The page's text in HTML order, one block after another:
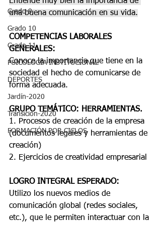
Grado 9
Grado 10
Grado 11
PSICOLOGÍA INSTITUCIONAL
DEPORTES
Jardín-2020
Transición-2020
FORMACIÓN POR CICLOS
una buena comunicación en su vida.
COMPETENCIAS LABORALES
GENERALES:
Conoce la importancia que tiene en la
sociedad el hecho de comunicarse de
forma adecuada.
GRUPO TEMÁTICO: HERRAMIENTAS.
1. Procesos de creación de la empresa
(documentos legales y herramientas de
creación)
2. Ejercicios de creatividad empresarial
LOGRO INTEGRAL ESPERADO:
Utilizo los nuevos medios de
comunicación global (redes sociales,
etc.), que le permiten interactuar con la